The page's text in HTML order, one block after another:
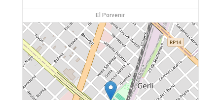
El Porvenir